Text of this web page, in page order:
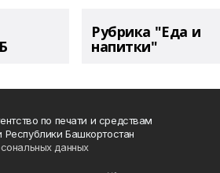
Рубрика "Еда и
напитки"
по печати и средствам
Башкортостан
данных